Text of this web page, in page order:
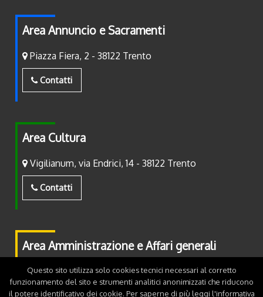
Area Annuncio e Sacramenti
Piazza Fiera, 2 - 38122 Trento
Contatti
Area Cultura
Vigilianum, via Endrici, 14 - 38122 Trento
Contatti
Area Amministrazione e Affari generali
Piazza Fiera, 2 - 38122 Trento
Questo sito utilizza solo cookies tecnici necessari al corretto
funzionamento del sito e strumenti analitici anonimizzati che riducono
il potere identificativo dei cookie. Per saperne di più leggi l'informativa